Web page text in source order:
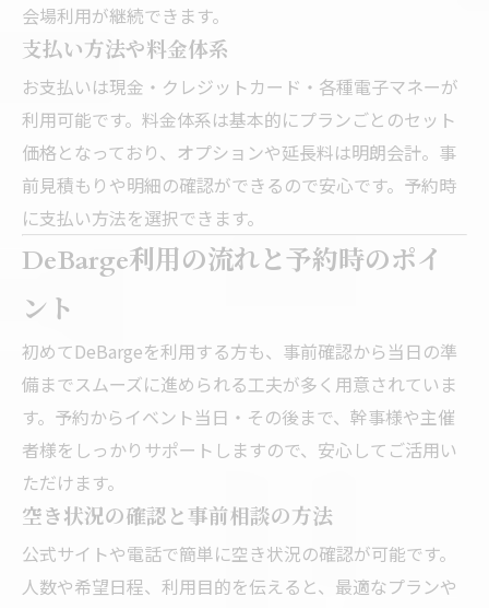
会場利用が継続できます。
支払い方法や料金体系
お支払いは現金・クレジットカード・各種電子マネーが
利用可能です。料金体系は基本的にプランごとのセット
価格となっており、オプションや延長料は明朗会計。事
前見積もりや明細の確認ができるので安心です。予約時
に支払い方法を選択できます。
DeBarge利用の流れと予約時のポイ
ント
初めてDeBargeを利用する方も、事前確認から当日の準
備までスムーズに進められる工夫が多く用意されていま
す。予約からイベント当日・その後まで、幹事様や主催
者様をしっかりサポートしますので、安心してご活用い
ただけます。
空き状況の確認と事前相談の方法
公式サイトや電話で簡単に空き状況の確認が可能です。
人数や希望日程、利用目的を伝えると、最適なプランや